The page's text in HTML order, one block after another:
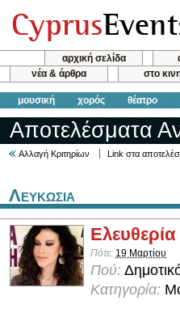
αρχική σελίδα
νέα & άρθρα
στο
μουσική χορός θέατρο
Αποτελέσματα
Αλλαγή Κριτηρίων Link στα
Λευκωσια
Πότε: 19 Μαρτίου
Πού:
Κατηγορία: